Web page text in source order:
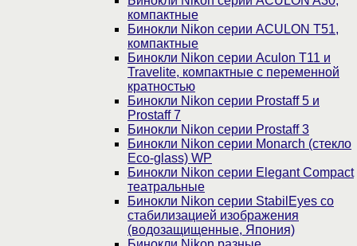
компактные
Бинокли Nikon серии ACULON Т51,
компактные
Бинокли Nikon серии Aculon T11 и
Travelite, компактные с переменной
кратностью
Бинокли Nikon серии Prostaff 5 и
Prostaff 7
Бинокли Nikon серии Prostaff 3
Бинокли Nikon серии Monarch (стекло
Eco-glass) WP
Бинокли Nikon серии Elegant Compact
театральные
Бинокли Nikon серии StabilEyes со
стабилизацией изображения
(водозащищенные, Япония)